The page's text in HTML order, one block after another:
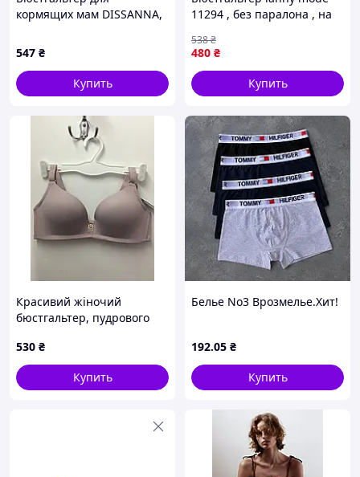
кормящих мам DISSANNA,
каркасе, 20231-13 85C
547 ₴
Купить
11294 , без паралона , на
90C, 85C, 80C, 75C
480 ₴
538₴
Купить
Красивий жіночий
бюстгальтер, пудрового
розмір 75В
530 ₴
Купить
Белье No3 Врозмелье.Хит!
192.05 ₴
Купить